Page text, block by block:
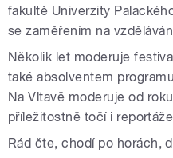
fakultě Univerzity
se zaměřením na
Několik let moderuje
také absolventem
Na Vltavě moderuje od
příležitostně točí i
Rád čte, chodí po horách,